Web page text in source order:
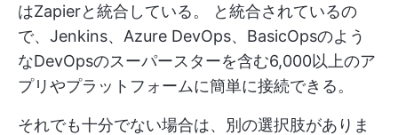
はZapierと統合している。
と統合されているの
で、Jenkins、Azure DevOps、BasicOpsのよう
なDevOpsのスーパースターを含む6,000以上のア
プリやプラットフォームに簡単に接続できる。
それでも十分でない場合は、別の選択肢がありま